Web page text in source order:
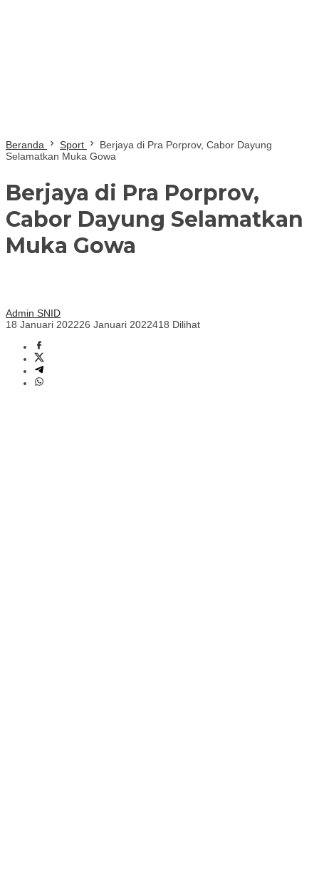
Beranda Sport
Berjaya di Pra Porprov, Cabor Dayung
Selamatkan Muka Gowa
Berjaya di Pra Porprov,
Cabor Dayung Selamatkan
Muka Gowa
Admin SNID
18 Januari 202226 Januari 2022418 Dilihat